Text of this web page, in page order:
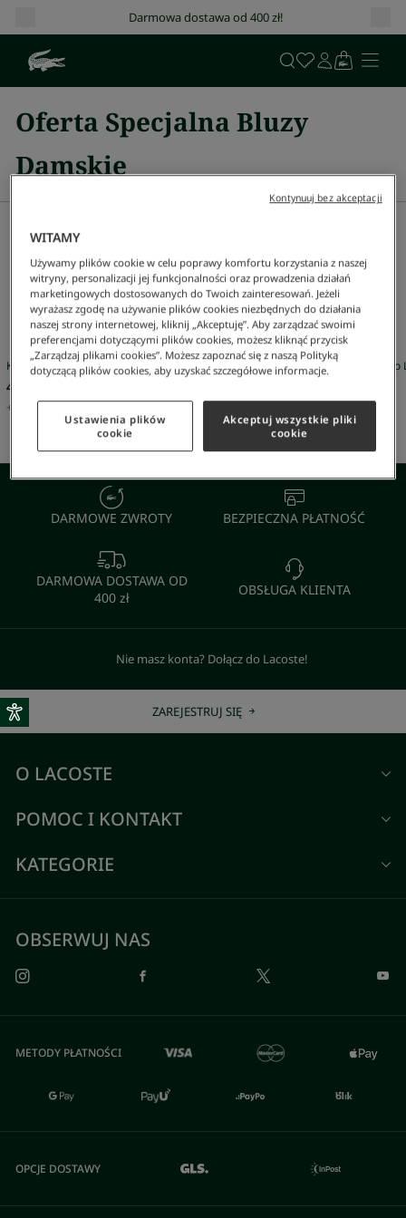
Darmowa dostawa od 400 zł!
Oferta Specjalna Bluzy
Damskie
Mężczyzna
Kobieta Sale
Nasze wybory dla Ciebie
Koszulka Polo L.12.12 Classic Fit
479 zł
+ Kolor
Koszulka
Kolor
DARMOWE ZWROTY BEZPIECZNA PŁATNOŚĆ
DARMOWA DOSTAWA OD
400 zł
OBSŁUGA KLIENTA
Nie masz konta? Dołącz do Lacoste!
ZAREJESTRUJ SIĘ
O LACOSTE
POMOC I KONTAKT
KATEGORIE
OBSERWUJ NAS
METODY PŁATNOŚCI
OPCJE DOSTAWY
WITAMY
Używamy plików cookie w celu poprawy komfortu korzystania z naszej
witryny, personalizacji jej funkcjonalności oraz prowadzenia działań
marketingowych dostosowanych do Twoich zainteresowań. Jeżeli
wyrażasz zgodę na używanie plików cookies niezbędnych do działania
naszej strony internetowej, kliknij „Akceptuję”. Aby zarządzać swoimi
preferencjami dotyczącymi plików cookies, możesz kliknąć przycisk
„Zarządzaj plikami cookies”. Możesz zapoznać się z naszą Polityką
dotyczącą plików cookies, aby uzyskać szczegółowe informacje.
Ustawienia plików
cookie
Akceptuj wszystkie pliki
cookie
Kontynuuj bez akceptacji